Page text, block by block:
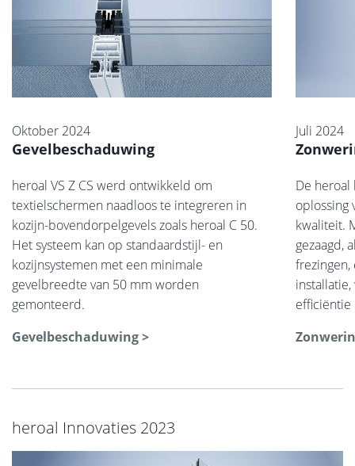
Oktober 2024
Gevelbeschaduwing
heroal VS Z CS werd ontwikkeld om
textielschermen naadloos te integreren in
kozijn-bovendorpelgevels zoals heroal C 50.
Het systeem kan op standaardstijl- en
kozijnsystemen met een minimale
gevelbreedte van 50 mm worden
gemonteerd.
Gevelbeschaduwing >
Juli 2024
De
oplossing
kwaliteit.
gezaagd,
efficiëntie
heroal Innovaties 2023